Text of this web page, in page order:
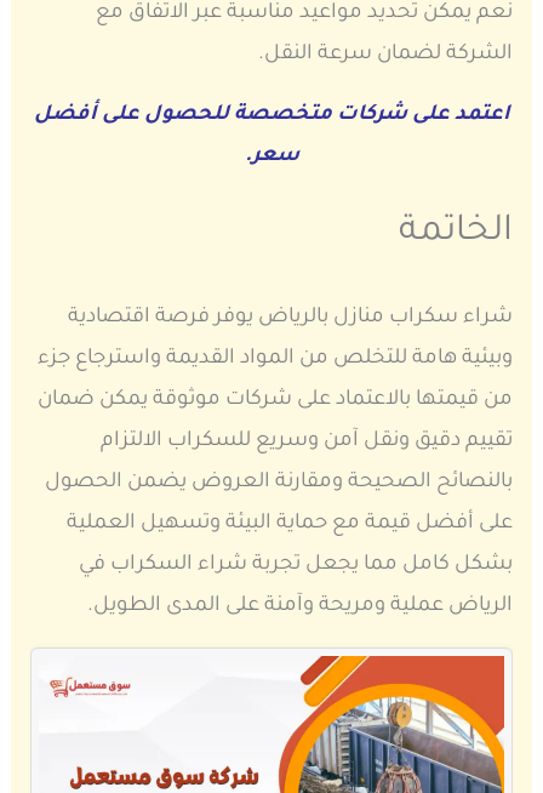
نعم يمكن تحديد مواعيد مناسبة عبر الاتفاق مع
الشركة لضمان سرعة النقل.
اعتمد على شركات متخصصة للحصول على أفضل
سعر.
الخاتمة
شراء سكراب منازل بالرياض يوفر فرصة اقتصادية
وبيئية هامة للتخلص من المواد القديمة واسترجاع جزء
من قيمتها بالاعتماد على شركات موثوقة يمكن ضمان
تقييم دقيق ونقل آمن وسريع للسكراب الالتزام
بالنصائح الصحيحة ومقارنة العروض يضمن الحصول
على أفضل قيمة مع حماية البيئة وتسهيل العملية
بشكل كامل مما يجعل تجربة شراء السكراب في
الرياض عملية ومريحة وآمنة على المدى الطويل.